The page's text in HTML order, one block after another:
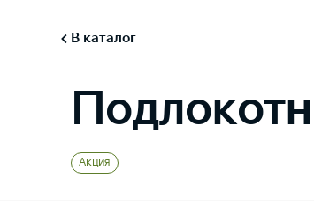
В каталог
Акция